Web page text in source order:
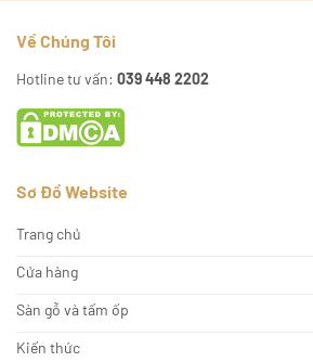
Về Chúng Tôi
Hotline tư vấn: 039 448 2202
Sơ Đồ Website
Trang chủ
Cửa hàng
Sàn gỗ và tấm ốp
Kiến thức